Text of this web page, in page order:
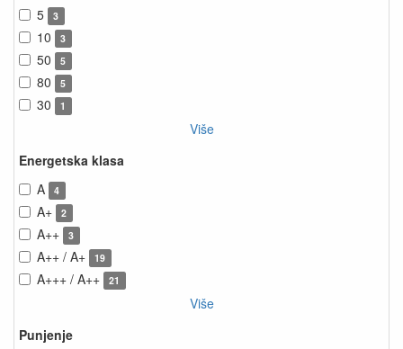
5 3
10 3
50 5
80 5
30 1
Više
Energetska klasa
A
4
A+ 2
A++ 3
A++ / A+ 19
A+++ / A++ 21
Više
Punjenje